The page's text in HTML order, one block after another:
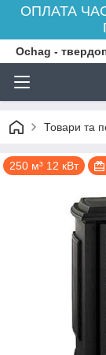
ОПЛАТА
Ochag -
Товари та
250 м³ 12 кВт